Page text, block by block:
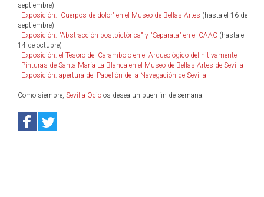
septiembre)
- Exposición: 'Cuerpos de dolor' en el Museo de Bellas Artes (hasta el 16 de
septiembre)
- Exposición: "Abstracción postpictórica" y "Separata" en el CAAC (hasta el
14 de octubre)
- Exposición: el Tesoro del Carambolo en el Arqueológico definitivamente
- Pinturas de Santa María La Blanca en el Museo de Bellas Artes de Sevilla
- Exposición: apertura del Pabellón de la Navegación de Sevilla
Como siempre, Sevilla Ocio os desea un buen fin de semana.